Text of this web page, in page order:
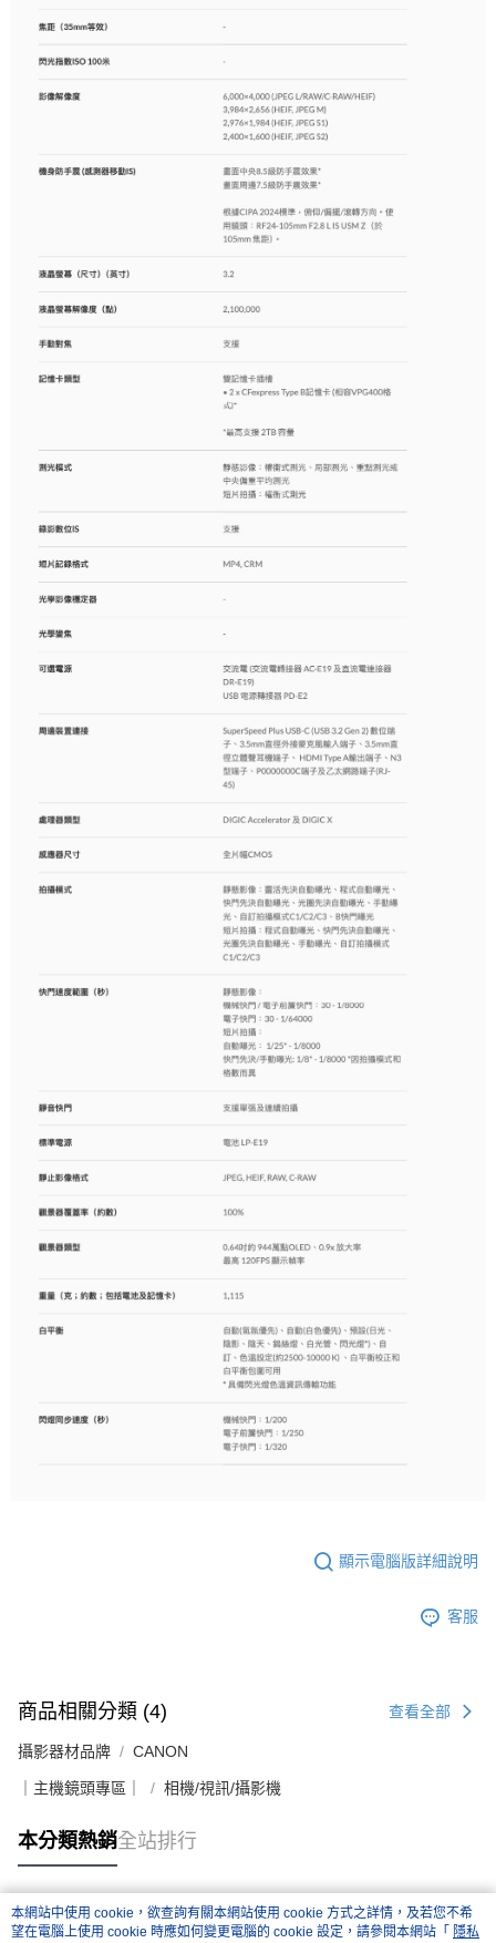
顯示電腦版詳細說明
客服
商品相關分類 (4) 查看全部
攝影器材品牌 CANON
｜主機鏡頭專區｜ 相機/視訊/攝影機
本分類熱銷全站排行
熱門標籤
本網站中使用 cookie，欲查詢有關本網站使用 cookie 方式之詳情，及若您不希
望在電腦上使用 cookie 時應如何變更電腦的 cookie 設定，請參閱本網站「 隱私